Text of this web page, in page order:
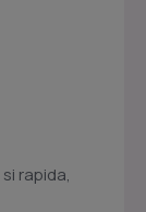
rapida,